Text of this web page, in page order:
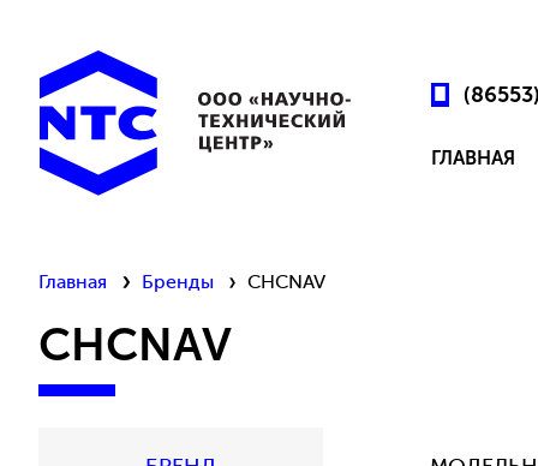
ГЛАВНАЯ
Главная Бренды CHCNAV
CHCNAV